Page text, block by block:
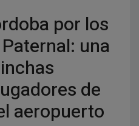
por los
una
de
aeropuerto